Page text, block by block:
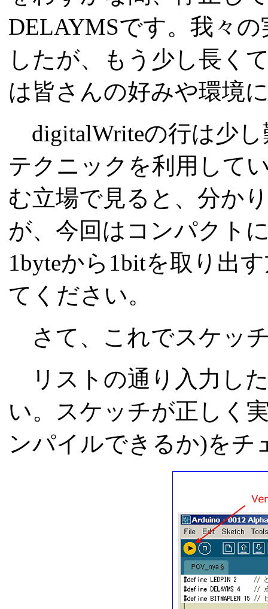
DELAYMSです。我々
したが、もう少し長く
は皆さんの好みや環境
digitalWriteの行は少
テクニックを利用して
む立場で見ると、分か
が、今回はコンパクト
1byteから1bitを取り出
てください。
さて、これでスケッ
リストの通り入力し
い。スケッチが正しく
ンパイルできるか)をチ